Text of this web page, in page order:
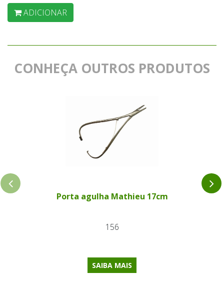
ADICIONAR
CONHEÇA OUTROS PRODUTOS
Porta agulha Mathieu 17cm
156
SAIBA MAIS